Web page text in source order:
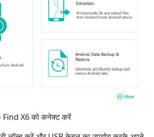
X6 को कनेक्ट करें